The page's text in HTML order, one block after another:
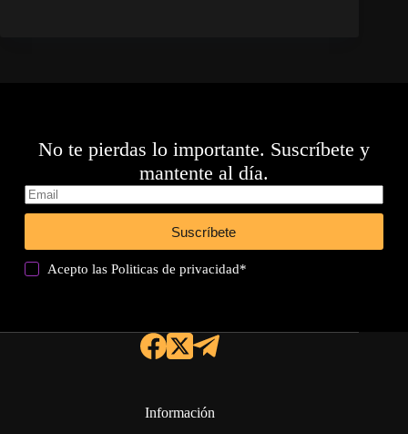
No te pierdas lo importante. Suscríbete y
mantente al día.
Suscríbete
Acepto lasPoliticas de privacidad*
Información